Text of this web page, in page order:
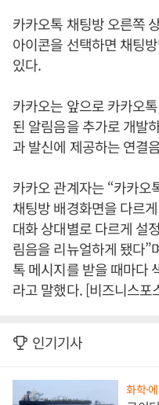
카카오톡 채팅방 오른쪽
아이콘을 선택하면 채팅
있다.
카카오는 앞으로 카카오
된 알림음을 추가로 개발
과 발신에 제공하는 연결
카카오 관계자는 “카카오
채팅방 배경화면을 다르
대화 상대별로 다르게 설
림음을 리뉴얼하게 됐다”
톡 메시지를 받을 때마다
라고 말했다. [비즈니스포
인기기사
화학·